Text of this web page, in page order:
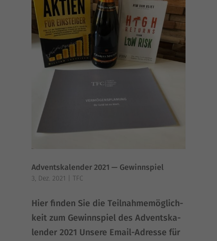
Adventskalender 2021 — Gewinnspiel
3, Dez. 2021 TFC
Hier fin­den Sie die Teil­nah­me­mög­lich­
keit zum Gewinn­spiel des Advents­ka­
len­der 2021 Unse­re Email-Adres­se für